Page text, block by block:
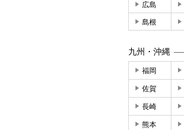
広島
島根
九州・沖縄
福岡
佐賀
長崎
熊本